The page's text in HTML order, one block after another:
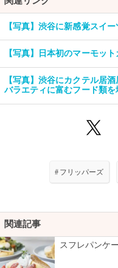
【写真】渋谷に新感覚スイ
【写真】日本初のマーモッ
【写真】渋谷にカクテル居
バラエティに富むフード類を
# フリッパーズ
関連記事
スフレパンケ